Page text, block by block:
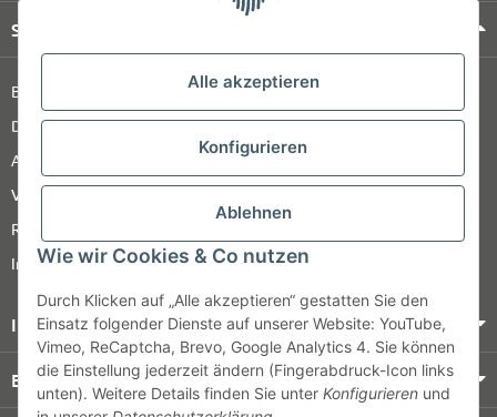
Alle akzeptieren
Konfigurieren
Ablehnen
Wie wir Cookies & Co nutzen
Durch Klicken auf „Alle akzeptieren“ gestatten Sie den
Einsatz folgender Dienste auf unserer Website: YouTube,
Vimeo, ReCaptcha, Brevo, Google Analytics 4. Sie können
die Einstellung jederzeit ändern (Fingerabdruck-Icon links
unten). Weitere Details finden Sie unter Konfigurieren und
Shop Service
Barrierefreiheitserklärung
Datenschutz
AGB
Versandinformationen
Retour
Impressum
Informationen
Bezahlung & Versand